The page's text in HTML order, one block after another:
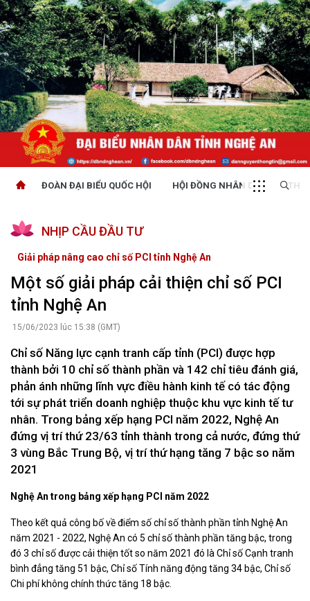
ĐOÀN ĐẠI BIỂU QUỐC HỘI HỘI ĐỒNG NHÂN DÂN
NHỊP CẦU ĐẦU TƯ
Giải pháp nâng cao chỉ số PCI tỉnh Nghệ An
Một số giải pháp cải thiện chỉ số PCI
tỉnh Nghệ An
15/06/2023 lúc 15:38 (GMT)
Chỉ số Năng lực cạnh tranh cấp tỉnh (PCI) được hợp
thành bởi 10 chỉ số thành phần và 142 chỉ tiêu đánh giá,
phản ánh những lĩnh vực điều hành kinh tế có tác động
tới sự phát triển doanh nghiệp thuộc khu vực kinh tế tư
nhân. Trong bảng xếp hạng PCI năm 2022, Nghệ An
đứng vị trí thứ 23/63 tỉnh thành trong cả nước, đứng thứ
3 vùng Bắc Trung Bộ, vị trí thứ hạng tăng 7 bậc so năm
2021
Nghệ An trong bảng xếp hạng PCI năm 2022
Theo kết quả công bố về điểm số chỉ số thành phần tỉnh Nghệ An
năm 2021 - 2022, Nghệ An có 5 chỉ số thành phần tăng bậc, trong
đó 3 chỉ số được cải thiện tốt so năm 2021 đó là Chỉ số Cạnh tranh
bình đẳng tăng 51 bậc, Chỉ số Tính năng động tăng 34 bậc, Chỉ số
Chi phí không chính thức tăng 18 bậc.